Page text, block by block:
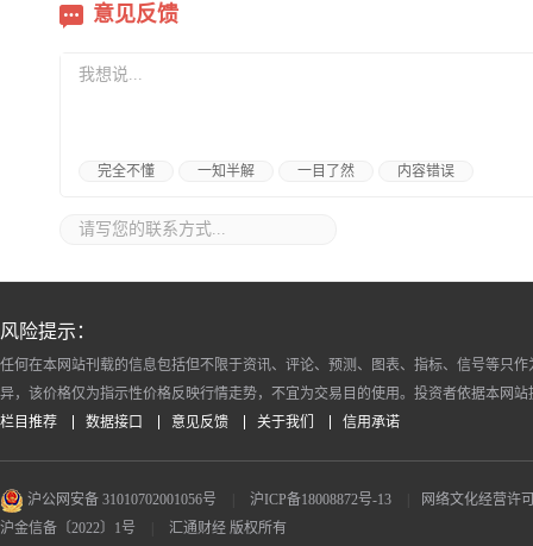
意见反馈
完全不懂 一知半解 一目了然 内容错误
风险提示：
任何在本网站刊载的信息包括但不限于资讯、评论、预测、图表、指标、信号等只
异，该价格仅为指示性价格反映行情走势，不宜为交易目的使用。投资者依据本网
栏目推荐
数据接口 意见反馈 关于我们 信用承诺
沪公网安备 31010702001056号 沪ICP备18008872号-13
网络文化经营许
沪金信备〔2022〕1号
汇通财经 版权所有